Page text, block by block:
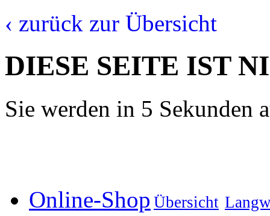
‹ zurück zur Übersicht
DIESE SEITE IST
Sie werden in 5 Sekunden
Online-Shop Übersicht